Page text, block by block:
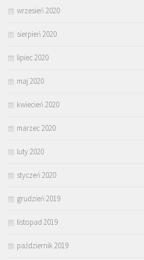
wrzesień 2020
sierpień 2020
lipiec 2020
maj 2020
kwiecień 2020
marzec 2020
luty 2020
styczeń 2020
grudzień 2019
listopad 2019
październik 2019